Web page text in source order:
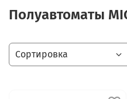
Полуавтоматы